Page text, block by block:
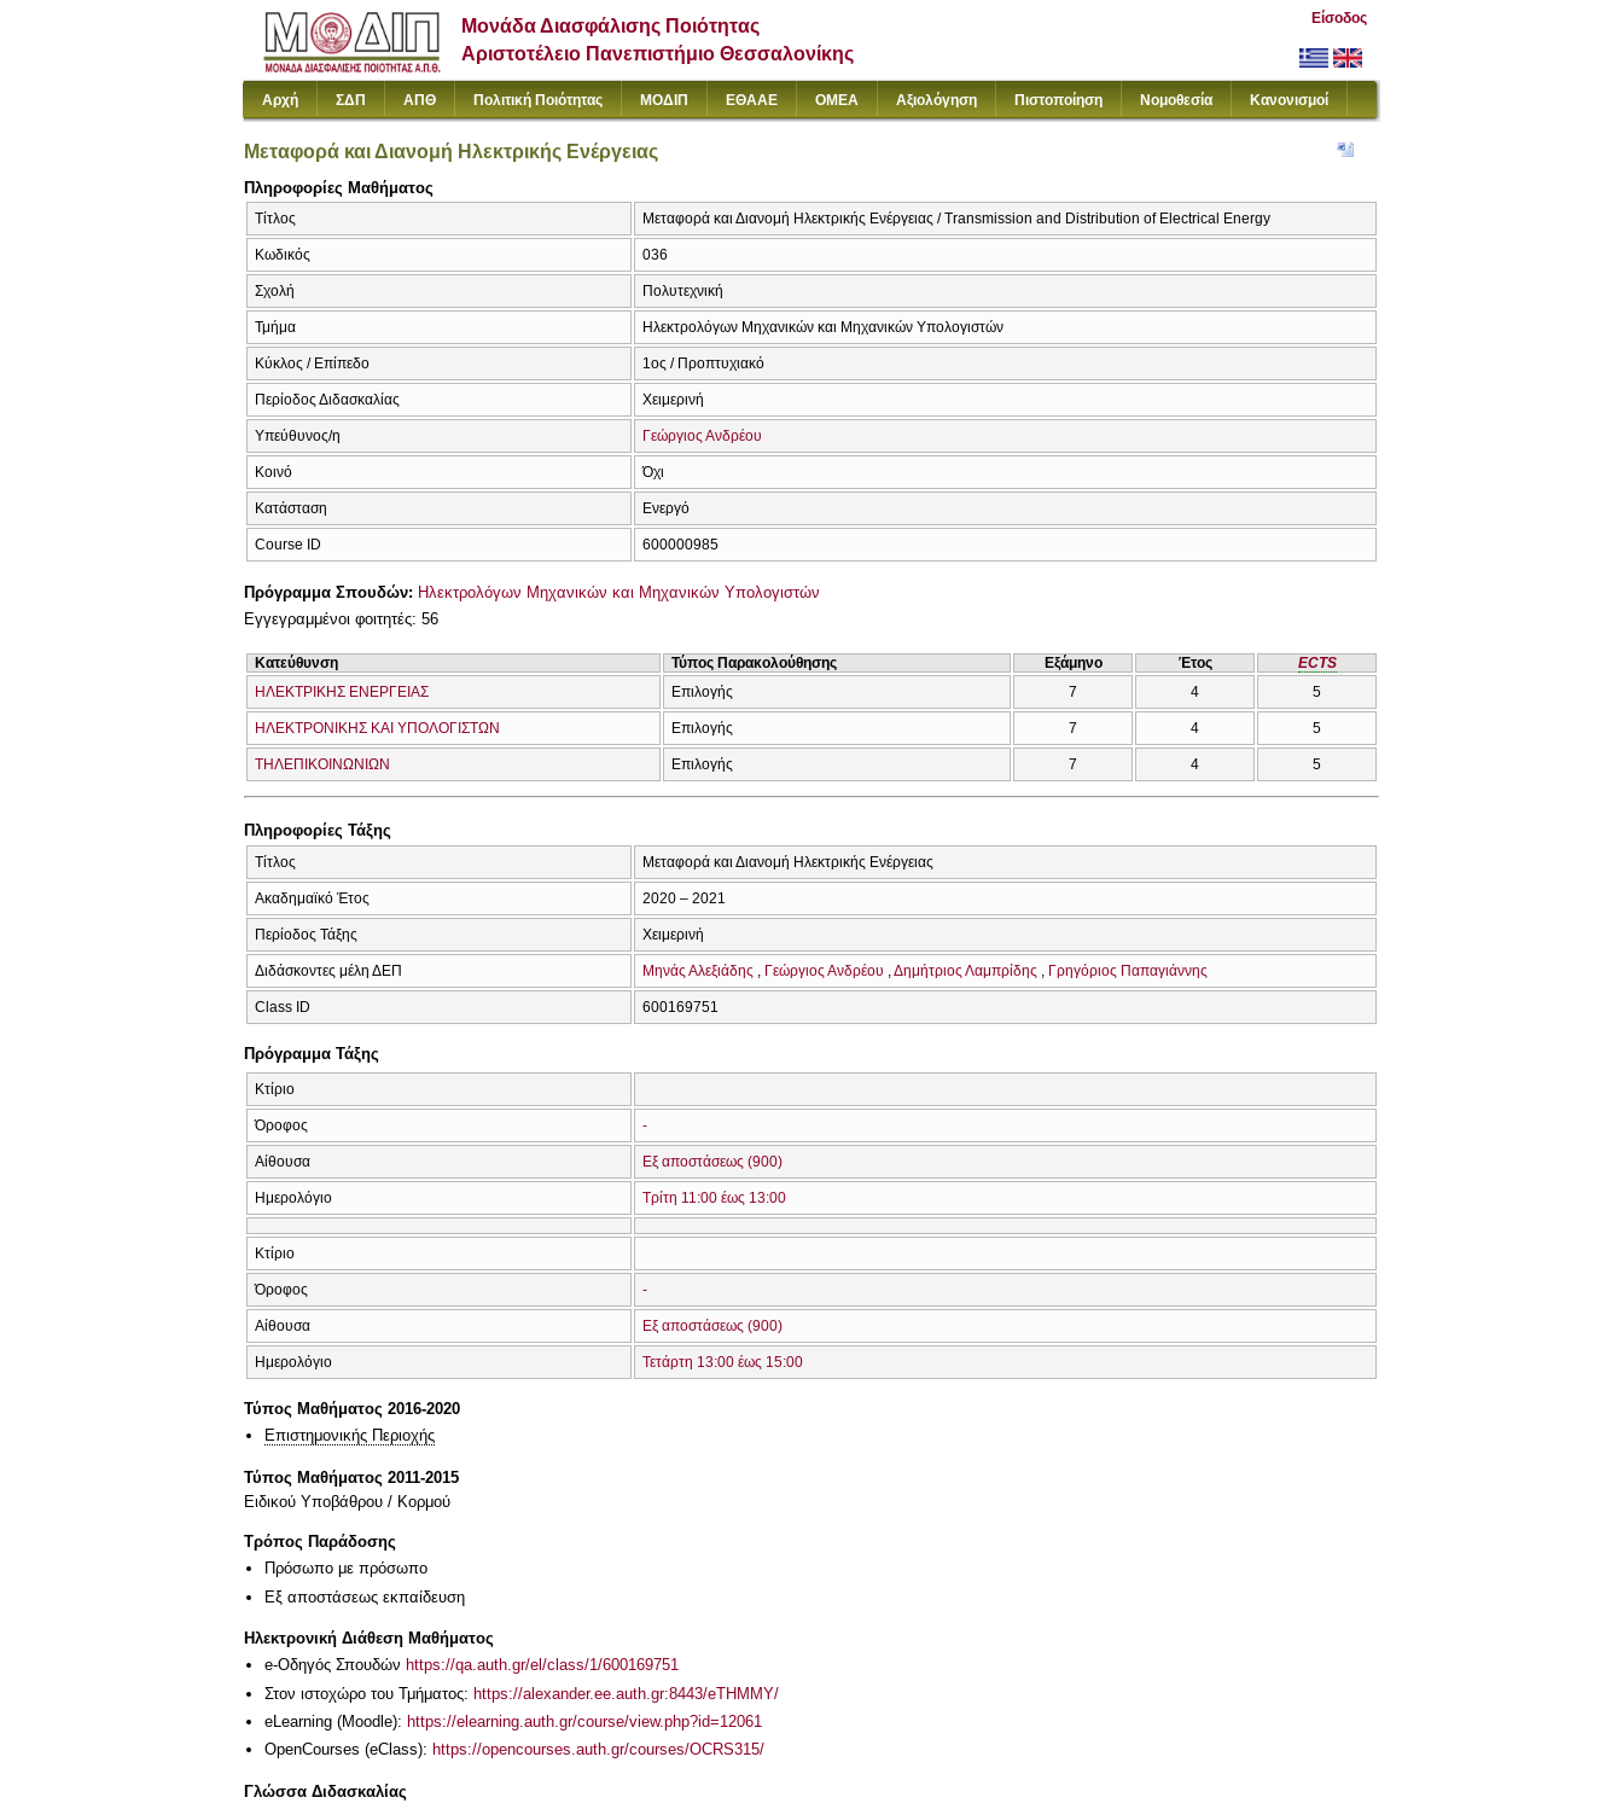
Μονάδα Διασφάλισης Ποιότητας
Αριστοτέλειο Πανεπιστήμιο Θεσσαλονίκης
Είσοδος
Αρχή ΣΔΠ ΑΠΘ Πολιτική Ποιότητας ΜΟΔΙΠ ΕΘΑΑΕ ΟΜΕΑ Αξιολόγηση Πιστοποίηση Νομοθεσία Κανονισμοί
Μεταφορά και Διανομή Ηλεκτρικής Ενέργειας
Πληροφορίες Μαθήματος
Τίτλος Μεταφορά και Διανομή Ηλεκτρικής Ενέργειας / Transmission and Distribution of Electrical Energy
Κωδικός 036
Σχολή Πολυτεχνική
Τμήμα Ηλεκτρολόγων Μηχανικών και Μηχανικών Υπολογιστών
Κύκλος / Επίπεδο 1ος / Προπτυχιακό
Περίοδος Διδασκαλίας Χειμερινή
Υπεύθυνος/η Γεώργιος Ανδρέου
Κοινό Όχι
Κατάσταση Ενεργό
Course ID 600000985
Πρόγραμμα Σπουδών: Ηλεκτρολόγων Μηχανικών και Μηχανικών Υπολογιστών
Εγγεγραμμένοι φοιτητές: 56
Κατεύθυνση Τύπος Παρακολούθησης Εξάμηνο Έτος
ECTS
ΗΛΕΚΤΡΙΚΗΣ ΕΝΕΡΓΕΙΑΣ
Επιλογής 7 4 5
ΗΛΕΚΤΡΟΝΙΚΗΣ ΚΑΙ ΥΠΟΛΟΓΙΣΤΩΝ Επιλογής 7 4 5
ΤΗΛΕΠΙΚΟΙΝΩΝΙΩΝ Επιλογής 7 4 5
Πληροφορίες Τάξης
Τίτλος Μεταφορά και Διανομή Ηλεκτρικής Ενέργειας
Ακαδημαϊκό Έτος 2020 – 2021
Περίοδος Τάξης Χειμερινή
Διδάσκοντες μέλη ΔΕΠ Μηνάς Αλεξιάδης Γεώργιος Ανδρέου Δημήτριος Λαμπρίδης Γρηγόριος Παπαγιάννης
Class ID 600169751
Πρόγραμμα Τάξης
Κτίριο
Όροφος -
Αίθουσα Εξ αποστάσεως (900)
Ημερολόγιο Τρίτη 11:00 έως 13:00
Κτίριο
Όροφος -
Αίθουσα Εξ αποστάσεως (900)
Ημερολόγιο Τετάρτη 13:00 έως 15:00
Τύπος Μαθήματος 2016-2020
Επιστημονικής Περιοχής
Τύπος Μαθήματος 2011-2015
Ειδικού Υποβάθρου / Κορμού
Τρόπος Παράδοσης
Πρόσωπο με πρόσωπο
Eξ απoστάσεως εκπαίδευση
Ηλεκτρονική Διάθεση Μαθήματος
e-Οδηγός Σπουδών https://qa.auth.gr/el/class/1/600169751
Στον ιστοχώρο του Τμήματος: https://alexander.ee.auth.gr:8443/eTHMMY/
eLearning (Moodle): https://elearning.auth.gr/course/view.php?id=12061
OpenCourses (eClass): https://opencourses.auth.gr/courses/OCRS315/
Γλώσσα Διδασκαλίας